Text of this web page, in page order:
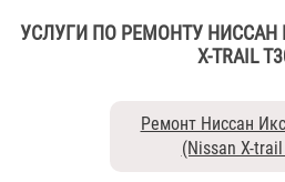
УСЛУГИ ПО РЕМОНТУ НИССАН
X-TRAIL
Ремонт Ниссан
(Nissan X-